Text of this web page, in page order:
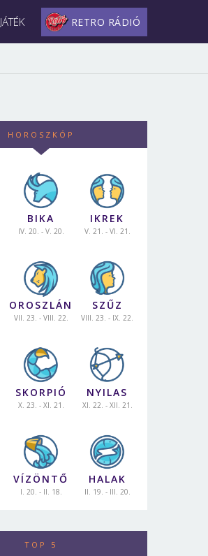
JÁTÉK RETRO RÁDIÓ
HOROSZKÓP
BIKA
IV. 20. - V. 20.
IKREK
V. 21. - VI. 21.
OROSZLÁN
VII. 23. - VIII. 22.
SZŰZ
VIII. 23. - IX. 22.
SKORPIÓ
X. 23. - XI. 21.
NYILAS
XI. 22. - XII. 21.
VÍZÖNTŐ
I. 20. - II. 18.
HALAK
II. 19. - III. 20.
TOP 5